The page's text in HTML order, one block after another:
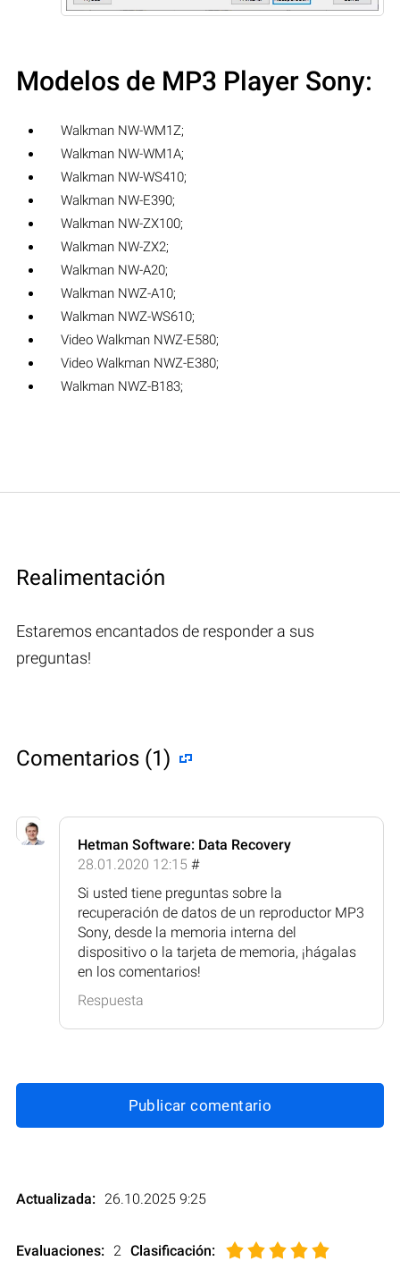
Modelos de MP3 Player Sony:
Walkman NW-WM1Z;
Walkman NW-WM1A;
Walkman NW-WS410;
Walkman NW-E390;
Walkman NW-ZX100;
Walkman NW-ZX2;
Walkman NW-A20;
Walkman NWZ-A10;
Walkman NWZ-WS610;
Video Walkman NWZ-E580;
Video Walkman NWZ-E380;
Walkman NWZ-B183;
Realimentación
Estaremos encantados de responder a sus
preguntas!
Comentarios (1)
Hetman Software: Data Recovery
28.01.2020 12:15 #
Si usted tiene preguntas sobre la
recuperación de datos de un reproductor MP3
Sony, desde la memoria interna del
dispositivo o la tarjeta de memoria, ¡hágalas
en los comentarios!
Respuesta
Publicar comentario
Actualizada: 26.10.2025 9:25
Evaluaciones: 2 Clasificación: